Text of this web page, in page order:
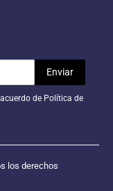
de Política de
los derechos